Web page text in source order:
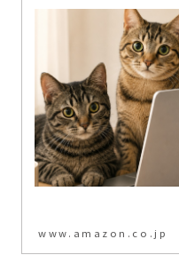
www.amazon.co.jp